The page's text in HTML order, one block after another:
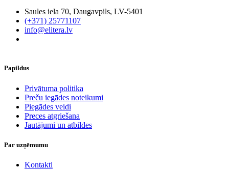
Saules iela 70, Daugavpils, LV-5401
(+371) 25771107
info@elitera.lv
Papildus
​Privātuma politika
Preču iegādes noteikumi
Piegādes veidi
Preces atgriešana
Jautājumi un atbildes
Par uzņēmumu
Kontakti